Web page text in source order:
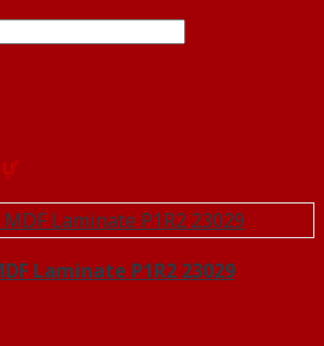
Laminate P1R2 23029